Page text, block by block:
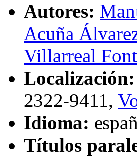
Autores:
Acuña
Villarreal
Localización:
2322-9411,
Idioma:
Títulos